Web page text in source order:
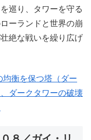
巡り、タワーを守る
ーランドと世界の崩
絶な戦いを繰り広げ
衡を保つ塔（ダー
ダークタワーの破壊